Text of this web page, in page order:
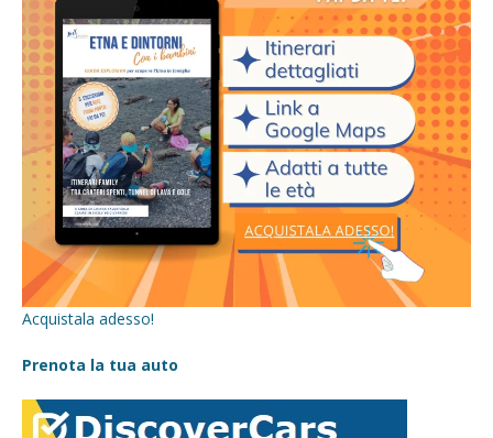
Acquistala adesso!
Prenota la tua auto